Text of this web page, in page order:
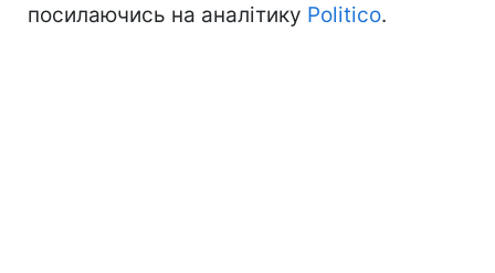
посилаючись на аналітику Politico.